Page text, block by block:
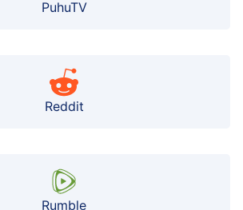
PuhuTV
Reddit
Rumble